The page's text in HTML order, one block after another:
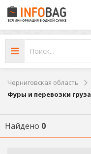
Черниговская область
Фуры и перевозки груза
Найдено 0